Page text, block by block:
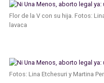
Flor de la V con su hija. Fotos:
lavaca
Fotos: Lina Etchesuri y Martina